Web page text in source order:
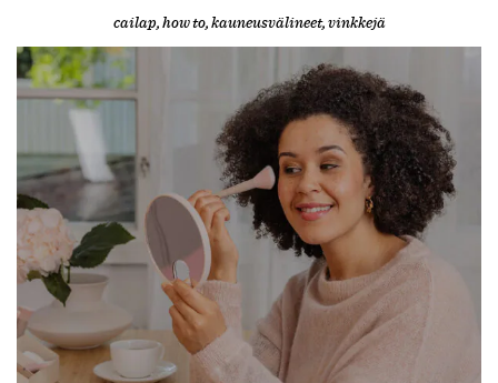
cailap, how to, kauneusvälineet, vinkkejä